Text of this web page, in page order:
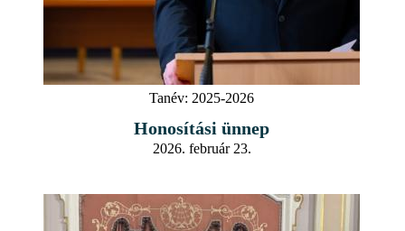
Tanév: 2025-2026
Honosítási ünnep
2026. február 23.